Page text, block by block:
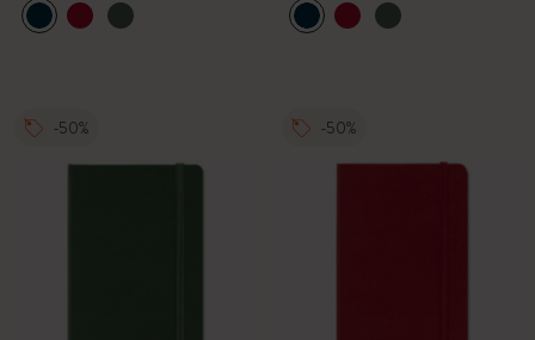
-50% -50%